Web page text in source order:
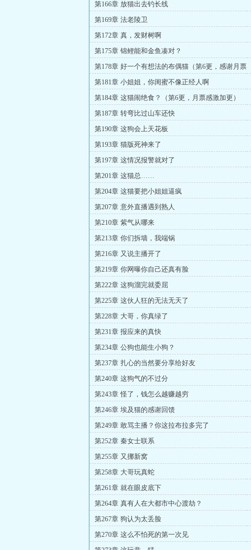
第166章 放猫出去钓长线
第169章 法老陵卫
第172章 真，发财树啊
第175章 锦鲤能和金鱼凑对？
第178章 好一个有想法的布偶猫（第6更，感谢月票
加更）
第181章 小姐姐，你闺蜜不像正经人啊
第184章 这猫闹绝食？（第6更，月票感激加更）
第187章 转弯比过山车还快
第190章 这狗会上天花板
第193章 猫版死神来了
第197章 这情况报警就对了
第201章 这猫总……
第204章 这猫要把小姐姐逼疯
第207章 意外直播遇到熟人
第210章 紫气从哪来
第213章 你们拆墙，我端锅
第216章 又说主播开了
第219章 你网曝你自己还真有脸
第222章 这狗溜完就委屈
第225章 这伙人狂的无法无天了
第228章 大哥，你真绿了
第231章 报应来的真快
第234章 公狗也能生小狗？
第237章 扎心的当然要分享给好友
第240章 这狗气的不过分
第243章 怪了，钱怎么越赚越穷
第246章 埃及猫的感谢回馈
第249章 敢骂主播？你这拉布拉多完了
第252章 秦女士联系
第255章 又挪新窝
第258章 大哥玩真蛇
第261章 就在眼皮底下
第264章 真有人在大都市中心渡劫？
第267章 狗认为太丢脸
第270章 这么不怕死的第一次见